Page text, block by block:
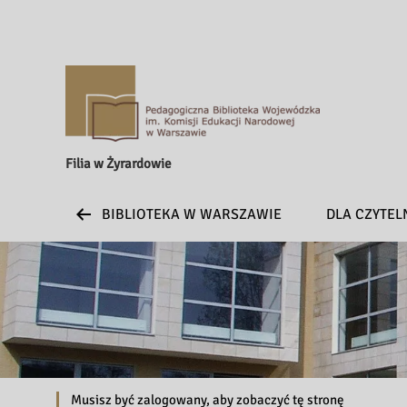
Filia w Żyrardowie
BIBLIOTEKA W WARSZAWIE DLA
Musisz być zalogowany, aby zobaczyć tę stronę